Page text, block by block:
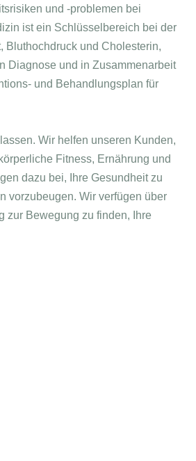
und -problemen bei
ist ein Schlüsselbereich bei der
Bluthochdruck und Cholesterin,
Diagnose und in Zusammenarbeit
und Behandlungsplan für
Wir helfen unseren Kunden,
Fitness, Ernährung und
dazu bei, Ihre Gesundheit zu
vorzubeugen. Wir verfügen über
zur Bewegung zu finden, Ihre